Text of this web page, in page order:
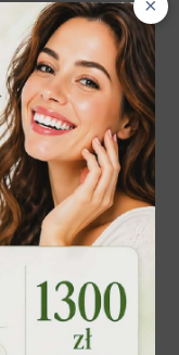
400 – 600 zł
450 – 750 zł
500 – 900 zł
2500 zł
1800 zł
indywidual
nie
×